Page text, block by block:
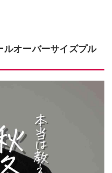
ルオーバーサイズプル